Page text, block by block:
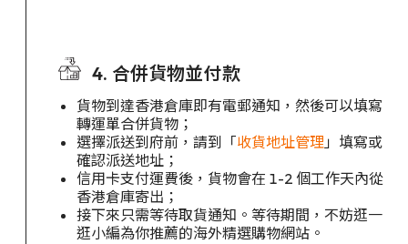
4. 合併貨物並付款
貨物到達香港倉庫即有電郵通知，然後可以填寫
轉運單合併貨物；
選擇派送到府前，請到「收貨地址管理」填寫或
確認派送地址；
信用卡支付運費後，貨物會在 1-2 個工作天內從
香港倉庫寄出；
接下來只需等待取貨通知。等待期間，不妨逛一
逛小編為你推薦的海外精選購物網站。